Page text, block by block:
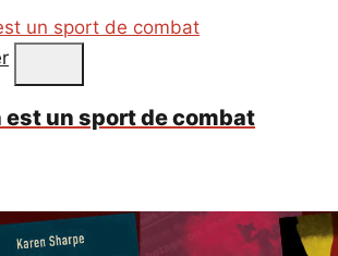
est un sport de combat